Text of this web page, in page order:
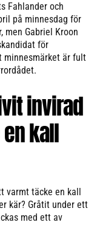
Fahlander och
på minnesdag för
men Gabriel Kroon
för
minnesmärket är fult
invirad
kall
täcke en kall
kär? Gråtit under ett
med ett av